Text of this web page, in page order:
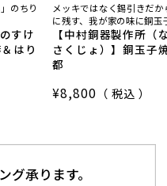
のちり
すけ
はり
メッキではなく錫引きだ
に残す、我が家の味に
【中村銅器製作所（
さくじょ）】銅玉
都
¥8,800 税込
グ承ります。